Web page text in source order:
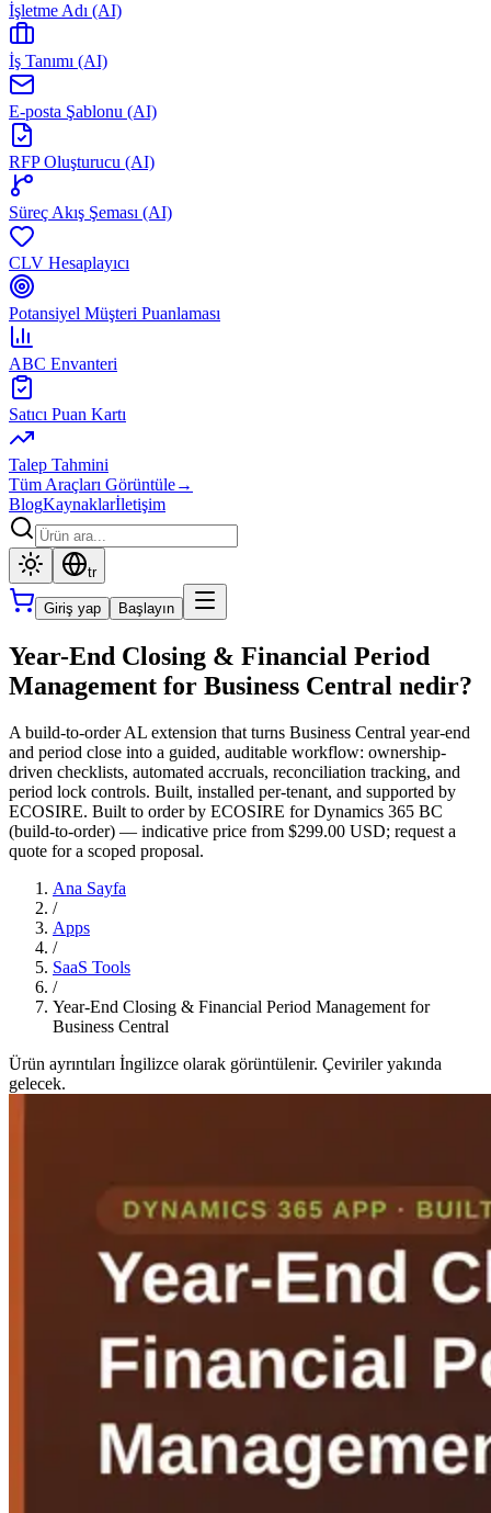
İşletme Adı (AI)
İş Tanımı (AI)
E-posta Şablonu (AI)
RFP Oluşturucu (AI)
Süreç Akış Şeması (AI)
CLV Hesaplayıcı
Potansiyel Müşteri Puanlaması
ABC Envanteri
Satıcı Puan Kartı
Talep Tahmini
Tüm Araçları Görüntüle→
BlogKaynaklarİletişim
tr
Giriş yap Başlayın
Year-End Closing & Financial Period
Management for Business Central nedir?
A build-to-order AL extension that turns Business Central year-end
and period close into a guided, auditable workflow: ownership-
driven checklists, automated accruals, reconciliation tracking, and
period lock controls. Built, installed per-tenant, and supported by
ECOSIRE. Built to order by ECOSIRE for Dynamics 365 BC
(build-to-order) — indicative price from $299.00 USD; request a
quote for a scoped proposal.
Ana Sayfa
/
Apps
/
SaaS Tools
/
Year-End Closing & Financial Period Management for
Business Central
Ürün ayrıntıları İngilizce olarak görüntülenir. Çeviriler yakında
gelecek.